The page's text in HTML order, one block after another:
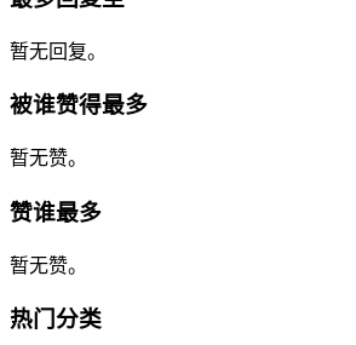
暂无回复。
被谁赞得最多
暂无赞。
赞谁最多
暂无赞。
热门分类